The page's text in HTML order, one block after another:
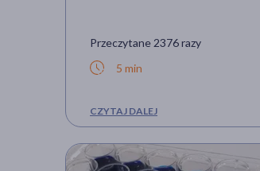
Przeczytane 2376 razy
5 min
CZYTAJ DALEJ